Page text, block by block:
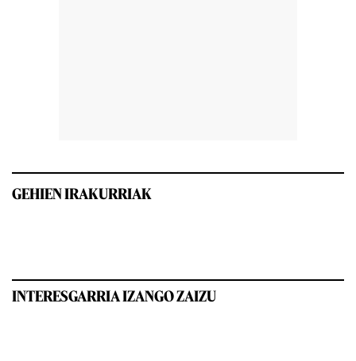
GEHIEN IRAKURRIAK
INTERESGARRIA IZANGO ZAIZU